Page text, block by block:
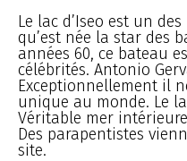
Le lac d’Iseo est un
qu’est née la star des
années 60, ce bateau
célébrités. Antonio
Exceptionnellement il
unique au monde. Le
Véritable mer
Des parapentistes
site.